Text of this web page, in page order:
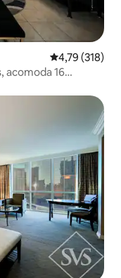
4,79 de uma
4,79 (318)
acomoda 16